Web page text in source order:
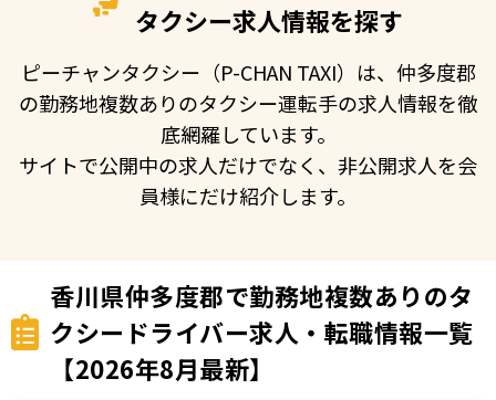
タクシー求人情報を探す
ピーチャンタクシー（P-CHAN TAXI）は、仲多度郡
の勤務地複数ありのタクシー運転手の求人情報を徹
底網羅しています。
サイトで公開中の求人だけでなく、非公開求人を会
員様にだけ紹介します。
香川県仲多度郡で勤務地複数ありのタ
クシードライバー求人・転職情報一覧
【2026年8月最新】